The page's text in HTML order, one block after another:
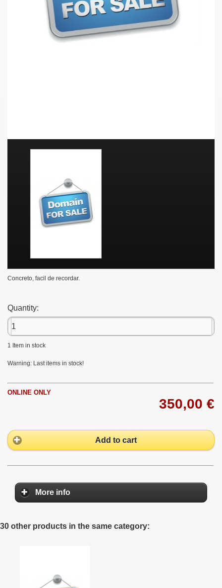
Concreto, facil de recordar.
Quantity:
1 Item in stock
Warning: Last items in stock!
ONLINE ONLY
350,00 €
Add to cart
More info
30 other products in the same category: